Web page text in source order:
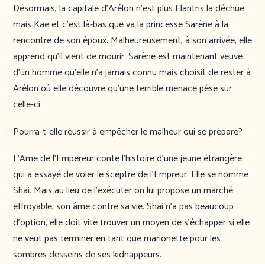
Désormais, la capitale d’Arélon n’est plus Elantris la déchue
mais Kae et c’est là-bas que va la princesse Sarène à la
rencontre de son époux. Malheureusement, à son arrivée, elle
apprend qu’il vient de mourir. Sarène est maintenant veuve
d’un homme qu’elle n’a jamais connu mais choisit de rester à
Arélon où elle découvre qu’une terrible menace pèse sur
celle-ci.
Pourra-t-elle réussir à empêcher le malheur qui se prépare?
L’Ame de l’Empereur conte l’histoire d’une jeune étrangère
qui a essayé de voler le sceptre de l’Empreur. Elle se nomme
Shai. Mais au lieu de l’exécuter on lui propose un marché
effroyable; son âme contre sa vie. Shai n’a pas beaucoup
d’option, elle doit vite trouver un moyen de s’échapper si elle
ne veut pas terminer en tant que marionette pour les
sombres desseins de ses kidnappeurs.